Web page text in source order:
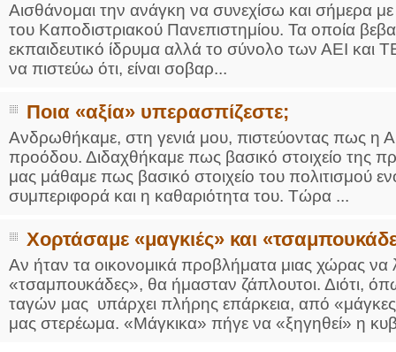
Αισθάνομαι την ανάγκη να συνεχίσω και σήμερα με
του Καποδιστριακού Πανεπιστημίου. Τα οποία
εκπαιδευτικό ίδρυμα αλλά το σύνολο των ΑΕΙ και
να πιστεύω ότι, είναι σοβαρ...
Ποια «αξία» υπερασπίζεστε;
Ανδρωθήκαμε, στη γενιά μου, πιστεύοντας πως η
προόδου. Διδαχθήκαμε πως βασικό στοιχείο της
μας μάθαμε πως βασικό στοιχείο του πολιτισμού
συμπεριφορά και η καθαριότητα του. Τώρα ...
Χορτάσαμε «μαγκιές» και
Αν ήταν τα οικονομικά προβλήματα μιας χώρας να
«τσαμπουκάδες», θα ήμασταν ζάπλουτοι. Διότι,
ταγών μας υπάρχει πλήρης επάρκεια, από
μας στερέωμα. «Μάγκικα» πήγε να «ξηγηθεί» η